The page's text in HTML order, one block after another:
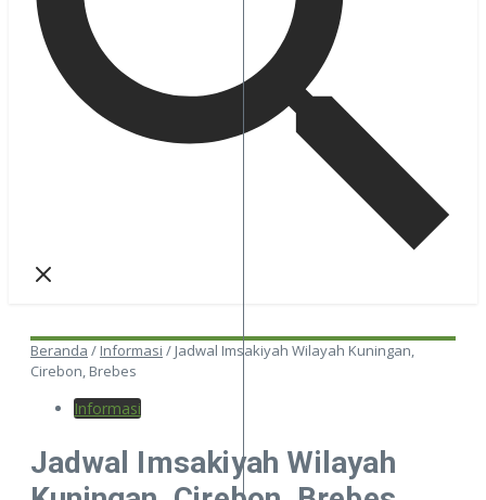
Beranda / Informasi / Jadwal Imsakiyah Wilayah Kuningan,
Cirebon, Brebes
Informasi
Jadwal Imsakiyah Wilayah